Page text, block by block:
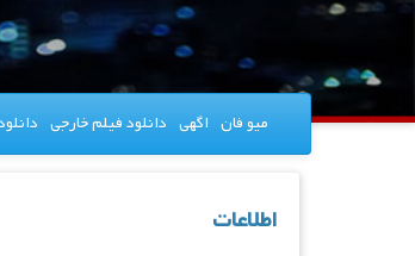
میو فان اگهی دانلود فیلم خارجی
اطلاعات